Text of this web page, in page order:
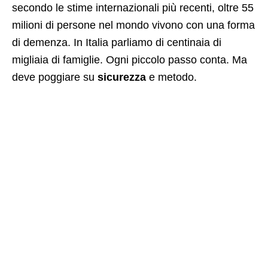
secondo le stime internazionali più recenti, oltre 55
milioni di persone nel mondo vivono con una forma
di demenza. In Italia parliamo di centinaia di
migliaia di famiglie. Ogni piccolo passo conta. Ma
deve poggiare su sicurezza e metodo.